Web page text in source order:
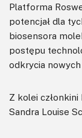
Platforma
potencjał dla
biosensora
postępu
odkrycia
Z kolei
Sandra Louise